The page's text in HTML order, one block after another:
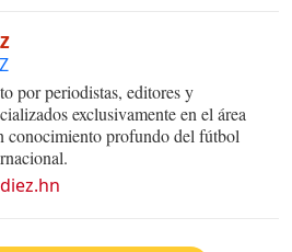
por periodistas, editores y
exclusivamente en el área
conocimiento profundo del fútbol